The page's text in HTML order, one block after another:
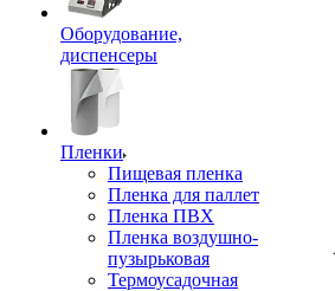
Оборудование,
диспенсеры
Пленки
Пищевая пленка
Пленка для паллет
Пленка ПВХ
Пленка воздушно-
пузырьковая
Термоусадочная